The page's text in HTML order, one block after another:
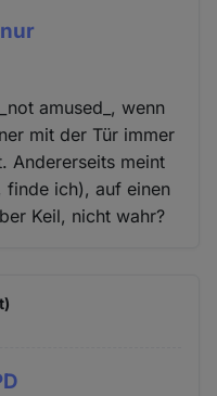
amused_, wenn
mit der Tür immer
Andererseits meint
finde ich), auf einen
Keil, nicht wahr?